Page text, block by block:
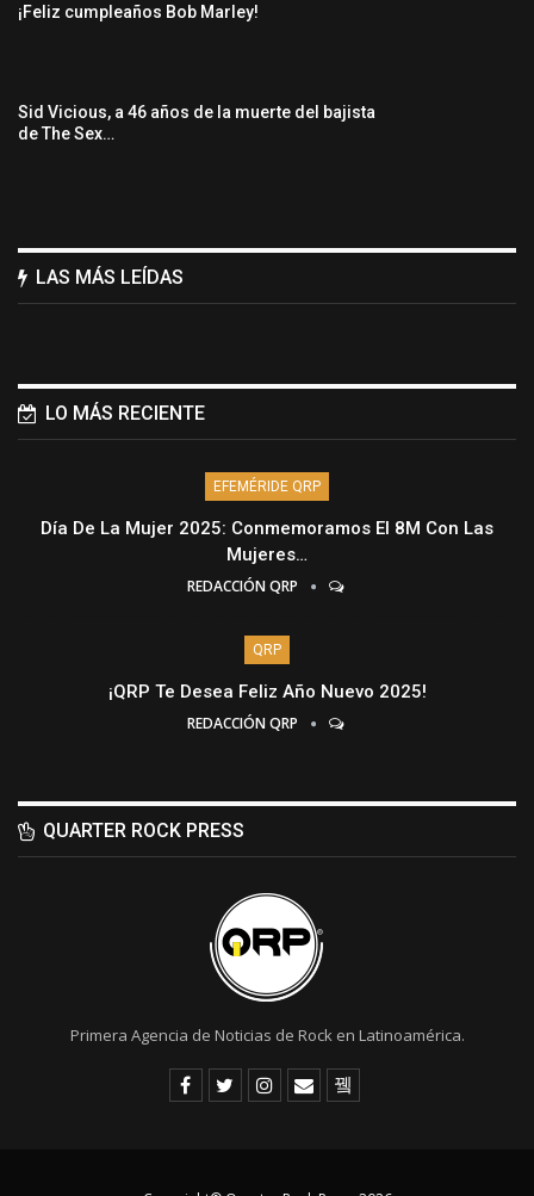
¡Feliz cumpleaños Bob Marley!
Sid Vicious, a 46 años de la muerte del bajista
de The Sex…
LAS MÁS LEÍDAS
LO MÁS RECIENTE
EFEMÉRIDE QRP
Día De La Mujer 2025: Conmemoramos El 8M Con Las
Mujeres…
REDACCIÓN QRP
QRP
¡QRP Te Desea Feliz Año Nuevo 2025!
REDACCIÓN QRP
QUARTER ROCK PRESS
Primera Agencia de Noticias de Rock en Latinoamérica.